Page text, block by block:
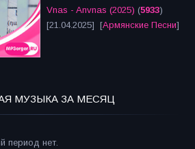
Vnas - Anvnas (2025) (5933)
[21.04.2025] [Армянские Песни]
МУЗЫКА ЗА МЕСЯЦ
период нет.